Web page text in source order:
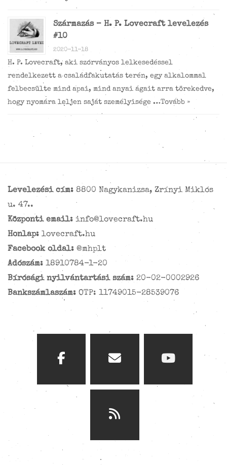
Származás – H. P. Lovecraft levelezés
#10
2020-11-18
H. P. Lovecraft, aki szórványos lelkesedéssel
rendelkezett a családfakutatás terén, egy alkalommal
felbecsülte mind apai, mind anyai ágait arra törekedve,
hogy nyomára leljen saját személyisége …Tovább »
Levelezési cím: 8800 Nagykanizsa, Zrínyi Miklós
u. 47..
Központi email: info@lovecraft.hu
Honlap: lovecraft.hu
Facebook oldal: @mhplt
Adószám: 18910784-1-20
Bírósági nyilvántartási szám: 20-02-0002926
Bankszámlaszám: OTP: 11749015-28539076